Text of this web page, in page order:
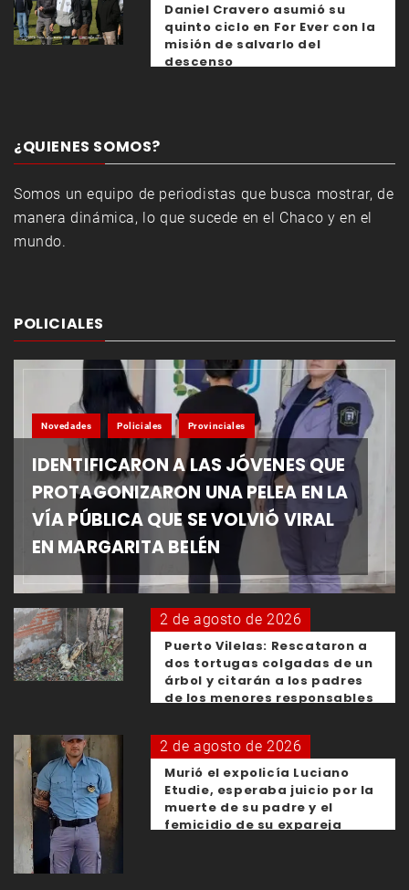
Daniel Cravero asumió su
quinto ciclo en For Ever con la
misión de salvarlo del
descenso
¿QUIENES SOMOS?
Somos un equipo de periodistas que busca mostrar, de
manera dinámica, lo que sucede en el Chaco y en el
mundo.
POLICIALES
Novedades Policiales Provinciales
IDENTIFICARON A LAS JÓVENES QUE
PROTAGONIZARON UNA PELEA EN LA
VÍA PÚBLICA QUE SE VOLVIÓ VIRAL
EN MARGARITA BELÉN
2 de agosto de 2026
Puerto Vilelas: Rescataron a
dos tortugas colgadas de un
árbol y citarán a los padres
de los menores responsables
2 de agosto de 2026
Murió el expolicía Luciano
Etudie, esperaba juicio por la
muerte de su padre y el
femicidio de su expareja